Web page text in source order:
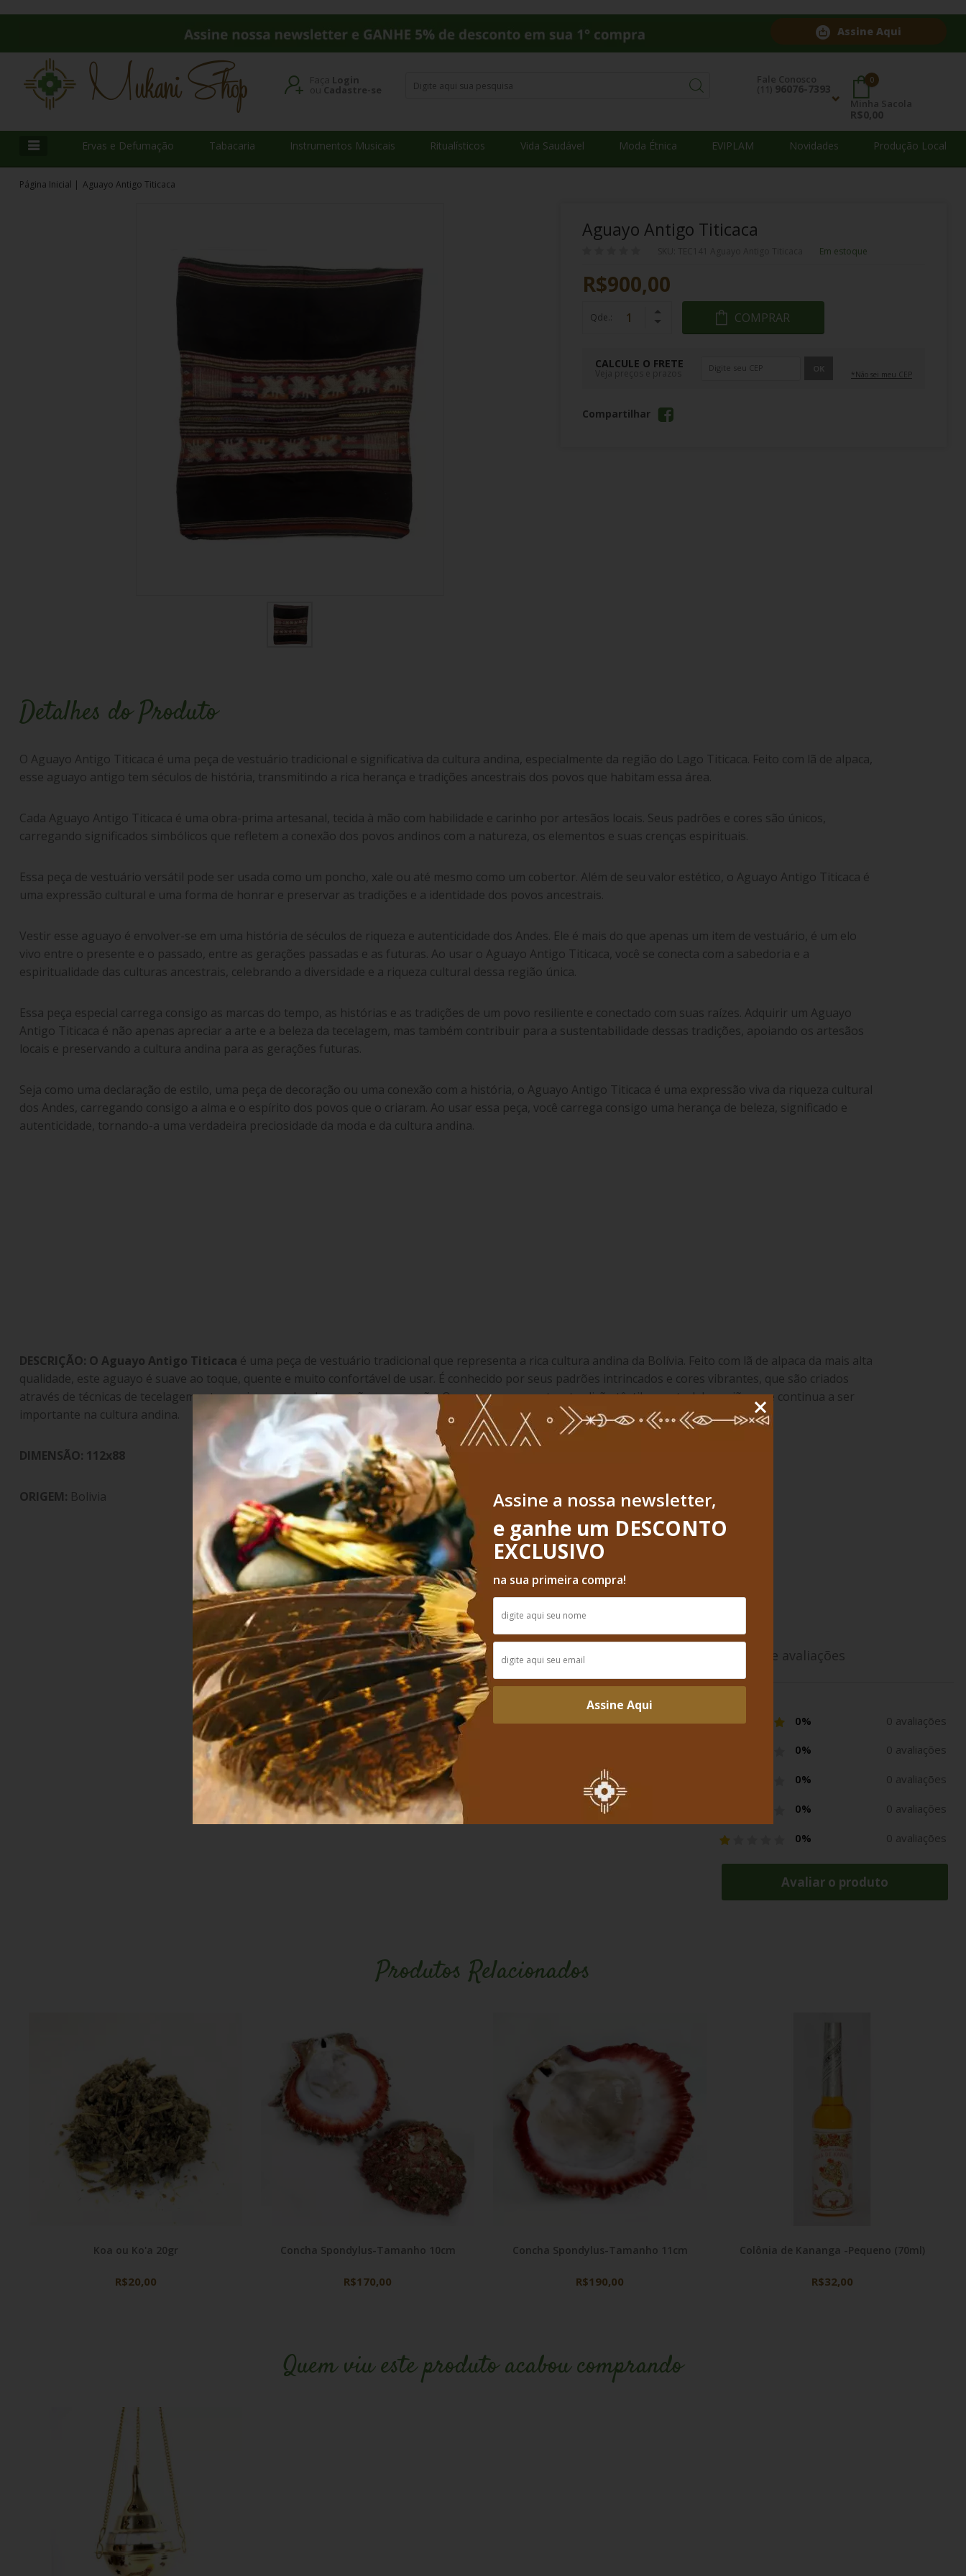
Assine Aqui
Faça Login
ou Cadastre-se
Fale Conosco
(11) 96076-7393
Contatos
0
Minha Sacola
R$0,00
Ervas e Defumação Tabacaria Instrumentos Musicais Ritualísticos Vida Saudável Moda Étnica EVIPLAM Novidades Produção Local
Página Inicial | Aguayo Antigo Titicaca
Aguayo Antigo Titicaca
Em estoque
R$900,00
Qde.: COMPRAR
CALCULE O FRETE OK
*Não sei meu CEP
Compartilhar
Detalhes do Produto
O Aguayo Antigo Titicaca é uma peça de vestuário tradicional e significativa da cultura andina, especialmente da região do Lago Titicaca. Feito com lã de alpaca,
esse aguayo antigo tem séculos de história, transmitindo a rica herança e tradições ancestrais dos povos que habitam essa área.
Cada Aguayo Antigo Titicaca é uma obra-prima artesanal, tecida à mão com habilidade e carinho por artesãos locais. Seus padrões e cores são únicos,
carregando significados simbólicos que refletem a conexão dos povos andinos com a natureza, os elementos e suas crenças espirituais.
Essa peça de vestuário versátil pode ser usada como um poncho, xale ou até mesmo como um cobertor. Além de seu valor estético, o Aguayo Antigo Titicaca é
uma expressão cultural e uma forma de honrar e preservar as tradições e a identidade dos povos ancestrais.
Vestir esse aguayo é envolver-se em uma história de séculos de riqueza e autenticidade dos Andes. Ele é mais do que apenas um item de vestuário, é um elo
vivo entre o presente e o passado, entre as gerações passadas e as futuras. Ao usar o Aguayo Antigo Titicaca, você se conecta com a sabedoria e a
espiritualidade das culturas ancestrais, celebrando a diversidade e a riqueza cultural dessa região única.
Essa peça especial carrega consigo as marcas do tempo, as histórias e as tradições de um povo resiliente e conectado com suas raízes. Adquirir um Aguayo
Antigo Titicaca é não apenas apreciar a arte e a beleza da tecelagem, mas também contribuir para a sustentabilidade dessas tradições, apoiando os artesãos
locais e preservando a cultura andina para as gerações futuras.
Seja como uma declaração de estilo, uma peça de decoração ou uma conexão com a história, o Aguayo Antigo Titicaca é uma expressão viva da riqueza cultural
dos Andes, carregando consigo a alma e o espírito dos povos que o criaram. Ao usar essa peça, você carrega consigo uma herança de beleza, significado e
autenticidade, tornando-a uma verdadeira preciosidade da moda e da cultura andina.
DESCRIÇÃO: O Aguayo Antigo Titicaca é uma peça de vestuário tradicional que representa a rica cultura andina da Bolívia. Feito com lã de alpaca da mais alta
qualidade, este aguayo é suave ao toque, quente e muito confortável de usar. É conhecido por seus padrões intrincados e cores vibrantes, que são criados
através de técnicas de tecelagem artesanais passadas de geração em geração.O aguayo representa a tradição têxtil ancestral da região, que continua a ser
importante na cultura andina.
DIMENSÃO: 112x88
ORIGEM: Bolivia
Avaliações
Ainda não há avaliações para este produto.
Média de avaliações
0% 0 avaliações
0% 0 avaliações
0% 0 avaliações
0% 0 avaliações
0% 0 avaliações
Avaliar o produto
Produtos Relacionados
Koa ou Ko'a 20gr
R$20,00
Concha Spondylus-Tamanho 10cm
R$170,00
Concha Spondylus-Tamanho 11cm
R$190,00
Colônia de Kananga -Pequeno (70ml)
R$32,00
Quem viu este produto acabou comprando
Assine a nossa newsletter,
e ganhe um DESCONTO
EXCLUSIVO
na sua primeira compra!
Assine Aqui